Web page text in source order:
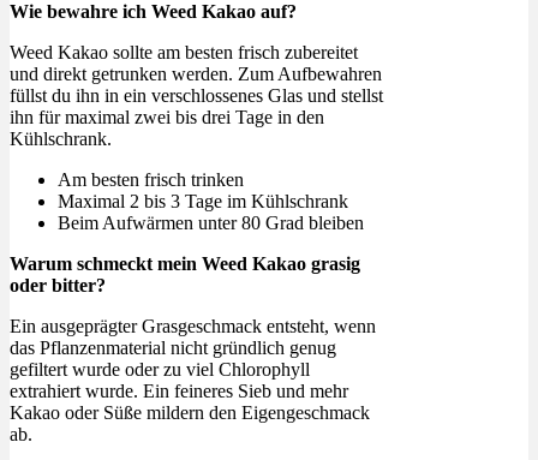
Wie bewahre ich Weed Kakao auf?
Weed Kakao sollte am besten frisch zubereitet
und direkt getrunken werden. Zum Aufbewahren
füllst du ihn in ein verschlossenes Glas und stellst
ihn für maximal zwei bis drei Tage in den
Kühlschrank.
Am besten frisch trinken
Maximal 2 bis 3 Tage im Kühlschrank
Beim Aufwärmen unter 80 Grad bleiben
Warum schmeckt mein Weed Kakao grasig
oder bitter?
Ein ausgeprägter Grasgeschmack entsteht, wenn
das Pflanzenmaterial nicht gründlich genug
gefiltert wurde oder zu viel Chlorophyll
extrahiert wurde. Ein feineres Sieb und mehr
Kakao oder Süße mildern den Eigengeschmack
ab.